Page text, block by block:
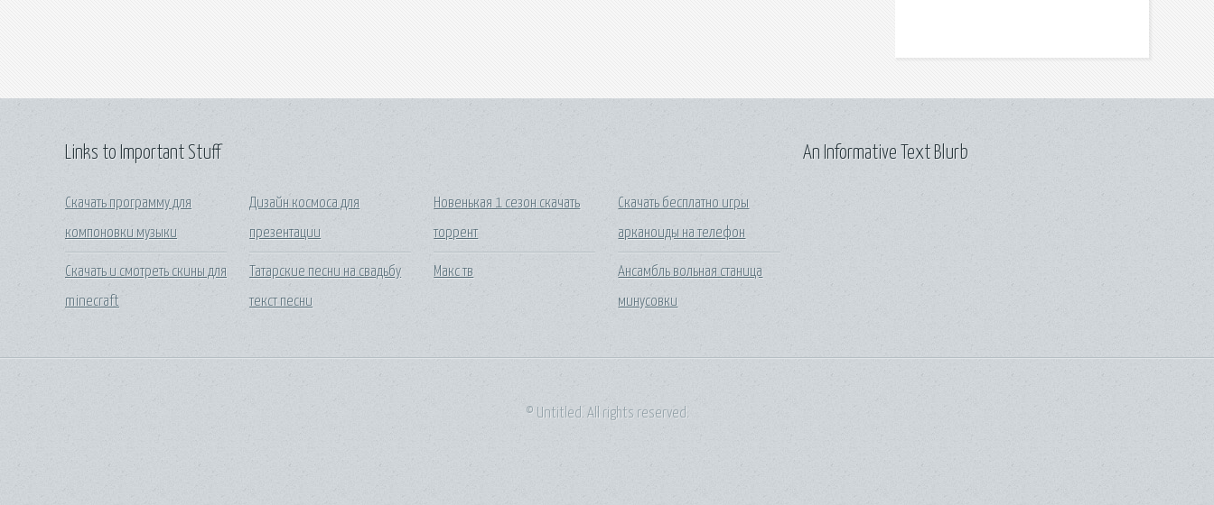
Links to Important Stuff
Скачать программу для
компоновки музыки
Скачать и смотреть скины для
minecraft
Дизайн космоса для
презентации
Татарские песни на свадьбу
текст песни
Новенькая 1 сезон скачать
торрент
Макс тв
Скачать бесплатно игры
арканоиды на телефон
Ансамбль вольная станица
минусовки
An Informative Text Blurb
© Untitled. All rights reserved.